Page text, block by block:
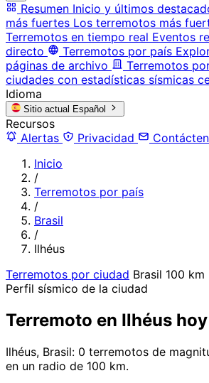
Resumen Inicio y últimos
más fuertes Los terremotos más
Terremotos en tiempo real Eventos
directo
Terremotos por país
páginas de archivo
Terremotos
ciudades con estadísticas sísmicas
Idioma
Sitio actual Español
Recursos
Alertas
Privacidad
Inicio
/
Terremotos por país
/
Brasil
/
Ilhéus
Terremotos por ciudad Brasil 100 km
Perfil sísmico de la ciudad
Terremoto en Ilhéus hoy
Ilhéus, Brasil: 0 terremotos de
en un radio de 100 km.